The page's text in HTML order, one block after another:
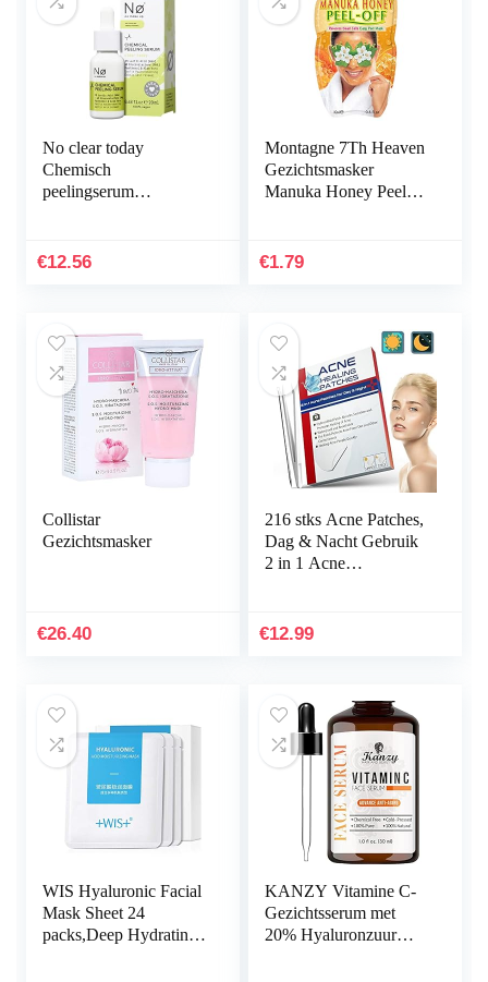
No clear today
Chemisch
peelingserum
vermindert roodheid en
€12.56
Montagne 7Th Heaven
Gezichtsmasker
Manuka Honey Peel-
€1.79
Collistar
Gezichtsmasker
€26.40
216 stks Acne Patches,
Dag & Nacht Gebruik
2 in 1 Acne
Effectieve…
€12.99
WIS Hyaluronic Facial
Mask Sheet 24
packs,Deep Hydrating
KANZY Vitamine C-
Gezichtsserum met
20% Hyaluronzuur